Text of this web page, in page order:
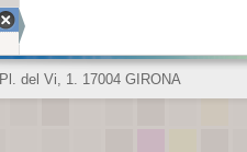
Pl. del Vi, 1. 17004 GIRONA